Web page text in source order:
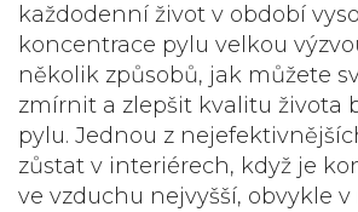
každodenní život v období
koncentrace pylu velkou
několik způsobů, jak můžete
zmírnit a zlepšit kvalitu života
pylu. Jednou z
zůstat v interiérech, když je
ve vzduchu nejvyšší, obvykle v